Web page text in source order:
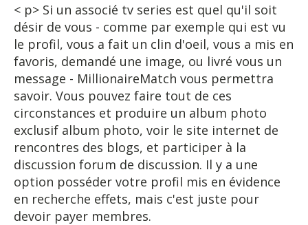
< p> Si un associé tv series est quel qu'il soit
désir de vous - comme par exemple qui est vu
le profil, vous a fait un clin d'oeil, vous a mis en
favoris, demandé une image, ou livré vous un
message - MillionaireMatch vous permettra
savoir. Vous pouvez faire tout de ces
circonstances et produire un album photo
exclusif album photo, voir le site internet de
rencontres des blogs, et participer à la
discussion forum de discussion. Il y a une
option posséder votre profil mis en évidence
en recherche effets, mais c'est juste pour
devoir payer membres.